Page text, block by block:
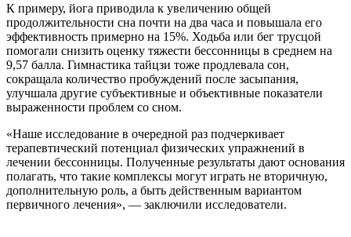
К примеру, йога приводила к увеличению общей
продолжительности сна почти на два часа и повышала его
эффективность примерно на 15%. Ходьба или бег трусцой
помогали снизить оценку тяжести бессонницы в среднем на
9,57 балла. Гимнастика тайцзи тоже продлевала сон,
сокращала количество пробуждений после засыпания,
улучшала другие субъективные и объективные показатели
выраженности проблем со сном.
«Наше исследование в очередной раз подчеркивает
терапевтический потенциал физических упражнений в
лечении бессонницы. Полученные результаты дают основания
полагать, что такие комплексы могут играть не вторичную,
дополнительную роль, а быть действенным вариантом
первичного лечения», — заключили исследователи.